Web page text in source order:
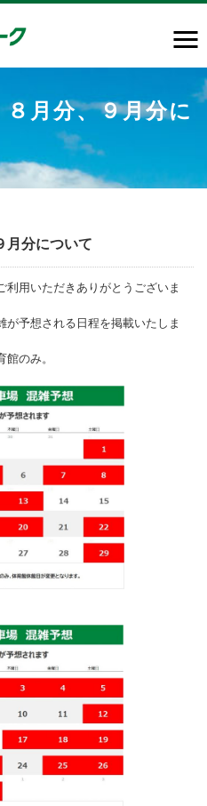
月分、９月分に
分について
利用いただきありがとうございま
が予想される日程を掲載いたしま
のみ。